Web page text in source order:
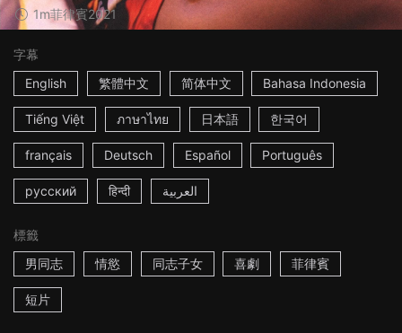
1m菲律賓2021
字幕
English
繁體中文 简体中文 Bahasa Indonesia
Tiếng Việt ภาษาไทย 日本語 한국어
français Deutsch Español Português
русский हिन्दी العربية
標籤
男同志
情慾 同志子女 喜劇 菲律賓
短片